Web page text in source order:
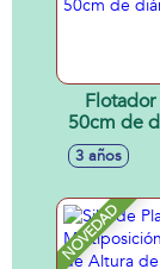
50cm de
3 años
NOVEDAD